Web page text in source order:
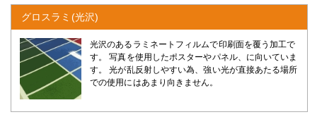
グロスラミ(光沢)
光沢のあるラミネートフィルムで印刷面を覆う加工で
す。 写真を使用したポスターやパネル、に向いていま
す。 光が乱反射しやすい為、強い光が直接あたる場所
での使用にはあまり向きません。